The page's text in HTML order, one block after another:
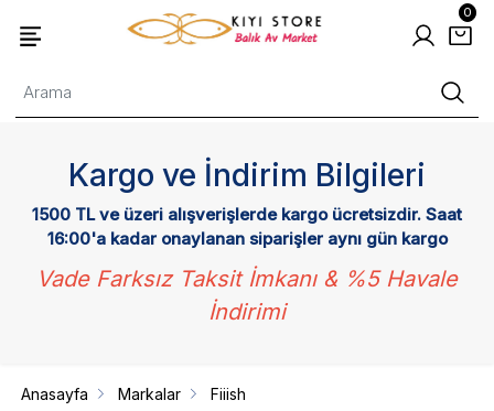
0
Kargo ve İndirim Bilgileri
1500 TL ve üzeri alışverişlerde kargo ücretsizdir. Saat
16:00'a kadar onaylanan siparişler aynı gün kargo
Vade Farksız Taksit İmkanı & %5 Havale
İndirimi
Anasayfa Markalar Fiiish